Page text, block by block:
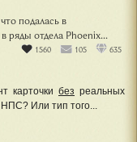
подалась в
ряды отдела Phoenix...
1560 105 635
карточки без реальных
Или тип того...